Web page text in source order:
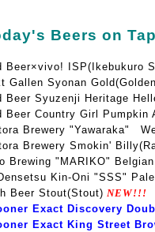
Beers on
Beer×vivo! ISP(Ikebukuro
Gallen Syonan
Beer Syuzenji Heritage
Beer Country Girl Pumpkin
Brewery "Yawaraka"
Brewery Smokin'
Brewing "MARIKO"
Kin-Oni "SSS"
Beer Stout(Stout) NEW!!!
Exact Discovery
Exact King Street